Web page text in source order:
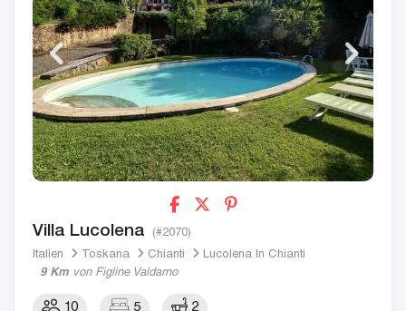
Villa Lucolena (#2070)
Italien Toskana Chianti
Lucolena In Chianti
9 Km von Figline Valdarno
10 5 2